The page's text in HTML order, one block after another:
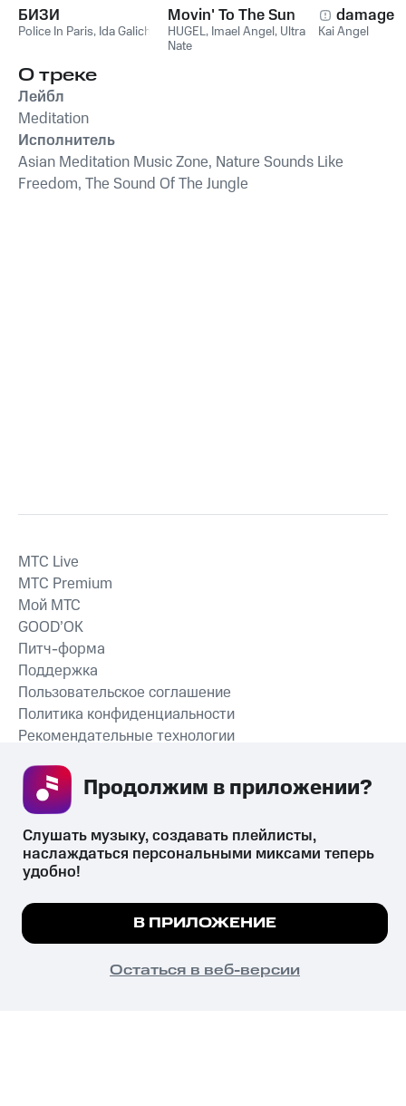
БИЗИ
Police In Paris, Ida Galich
Movin' To The Sun
HUGEL, Imael Angel, Ultra
Nate
damage
Kai Angel
О треке
Лейбл
Meditation
Исполнитель
Asian Meditation Music Zone, Nature Sounds Like
Freedom, The Sound Of The Jungle
MTС Live
MTС Premium
Мой МТС
GOOD’OK
Питч-форма
Поддержка
Пользовательское соглашение
Политика конфиденциальности
Рекомендательные технологии
Незаконное потребление наркотических средств,
их незаконный оборот запрещён и влечёт установленную
законодательством ответственность.
© 2026 ООО «КИОН».
Все права защищены
Мы используем куки, чтобы на сайте все
Подробнее
ПОНЯТНО
Продолжим в приложении?
Слушать музыку, создавать плейлисты,
наслаждаться персональными миксами теперь
удобно!
В ПРИЛОЖЕНИЕ
Остаться в веб-версии